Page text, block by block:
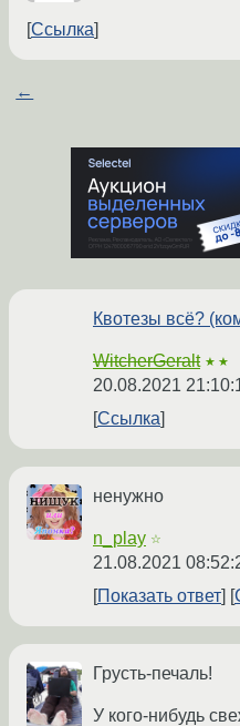
Ссылка
←
Квотезы всё?
WitcherGeralt ★★
20.08.2021
Ссылка
ненужно
n_play ☆
21.08.2021
Показать ответ
Грусть-печаль!
У кого-нибудь